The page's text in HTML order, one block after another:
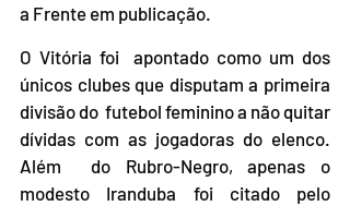
a Frente em publicação.
O Vitória foi  apontado como um dos
únicos clubes que disputam a primeira
divisão do  futebol feminino a não quitar
dívidas com as jogadoras do elenco.
Além  do Rubro-Negro, apenas o
modesto Iranduba foi citado pelo